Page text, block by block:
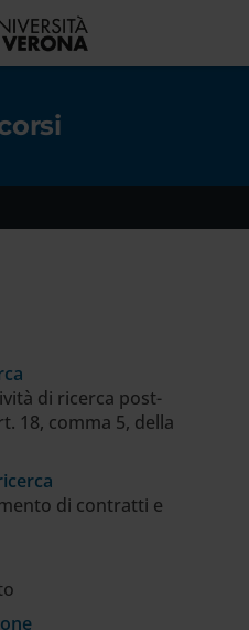
di ricerca post-
18, comma 5, della
di contratti e